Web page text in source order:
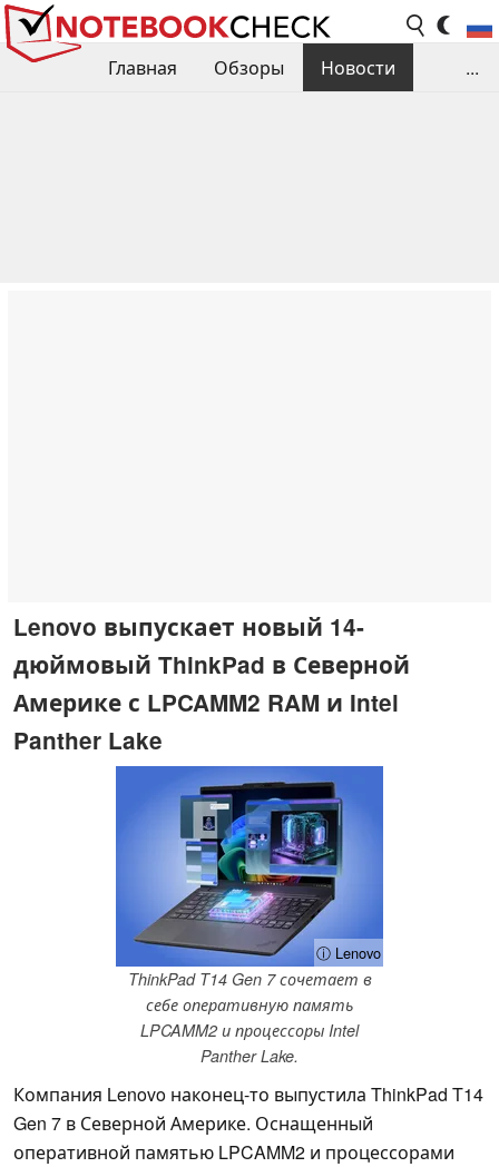
Главная Обзоры
Новости
...
Lenovo выпускает новый 14-
дюймовый ThinkPad в Северной
Америке с LPCAMM2 RAM и Intel
Panther Lake
ⓘ Lenovo
ThinkPad T14 Gen 7 сочетает в
себе оперативную память
LPCAMM2 и процессоры Intel
Panther Lake.
Компания Lenovo наконец-то выпустила ThinkPad T14
Gen 7 в Северной Америке. Оснащенный
оперативной памятью LPCAMM2 и процессорами